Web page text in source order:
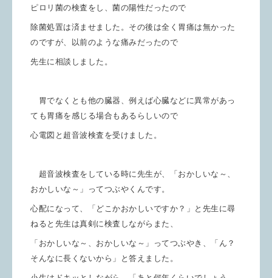
ピロリ菌の検査をし、菌の陽性だったので
除菌処置は済ませました。その後は全く胃痛は無かった
のですが、以前のような痛みだったので
先生に相談しました。
胃でなくとも他の臓器、例えば心臓などに異常があっ
ても胃痛を感じる場合もあるらしいので
心電図と超音波検査を受けました。
超音波検査をしている時に先生が、「おかしいな～、
おかしいな～」ってつぶやくんです。
心配になって、「どこかおかしいですか？」と先生に尋
ねると先生は真剣に検査しながらまた、
「おかしいな～、おかしいな～」ってつぶやき、「ん？
そんなに長くないから」と答えました。